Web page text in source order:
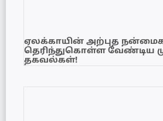
ஏலக்காயின் அற்புத
தெரிந்துகொள்ள வேண்டிய
தகவல்கள்!